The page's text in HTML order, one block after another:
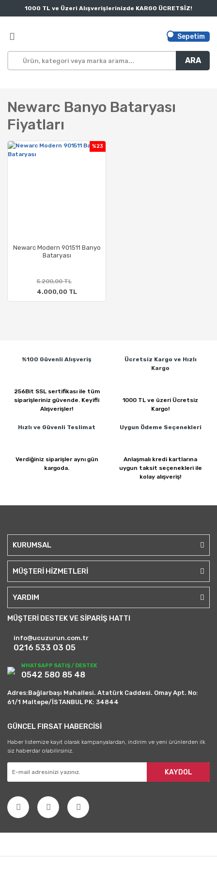
1000 TL ve Üzeri Alışverişlerinizde KARGO ÜCRETSİZ!
ARA
Sepetim
Newarc Banyo Bataryası
Fiyatları
Newarc Modern 901511 Banyo
Bataryası
%23
5.200,00 TL
4.000,00 TL
%100 Güvenli Alışveriş
256Bit SSL sertifikası ile tüm
siparişleriniz güvende. Keyifli
Alışverişler!
Ücretsiz Kargo ve Hızlı
Kargo
1000 TL ve üzeri Ücretsiz
Kargo!
Hızlı ve Güvenli Teslimat
Verdiğiniz siparişler aynı gün
kargoda.
Uygun Ödeme Seçenekleri
Anlaşmalı kredi kartlarına
uygun taksit seçenekleri ile
kolay alışveriş!
KURUMSAL
MÜŞTERİ HİZMETLERİ
YARDIM
MÜŞTERİ DESTEK VE SİPARİŞ HATTI
info@ucuzurun.com.tr
0216 533 03 05
WHATSAPP SATIŞ / DESTEK
0542 580 85 48
Adres:Bağlarbaşı Mahallesi. Atatürk Caddesi. Omay Apt. No:
61/1 Maltepe/İSTANBUL PK: 34844
GÜNCEL FIRSAT HABERCİSİ
Haber listemize kayıt olarak kampanyalardan, indirim ve yeni ürünlerden ilk
siz haberdar olabilirsiniz.
KAYDOL